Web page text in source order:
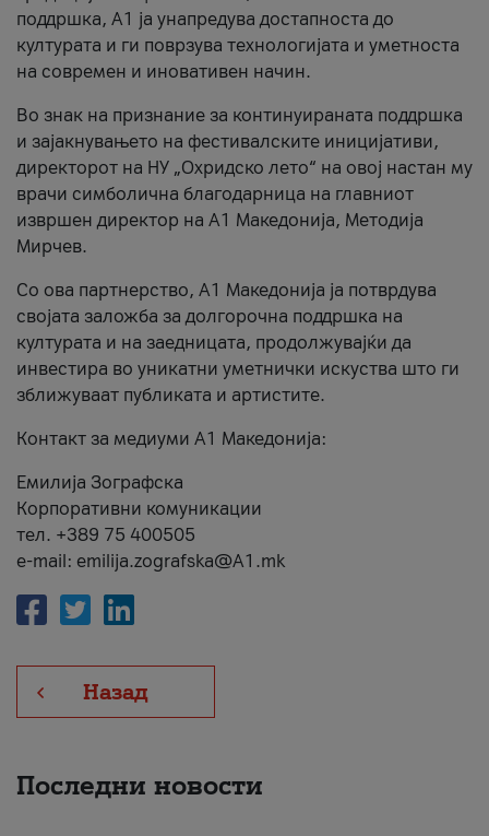
поддршка, A1 ја унапредува достапноста до
културата и ги поврзува технологијата и уметноста
на современ и иновативен начин.
Во знак на признание за континуираната поддршка
и зајакнувањето на фестивалските иницијативи,
директорот на НУ „Охридско лето“ на овој настан му
врачи симболична благодарница на главниот
извршен директор на A1 Македонија, Методија
Мирчев.
Со ова партнерство, A1 Македонија ја потврдува
својата заложба за долгорочна поддршка на
културата и на заедницата, продолжувајќи да
инвестира во уникатни уметнички искуства што ги
зближуваат публиката и артистите.
Контакт за медиуми А1 Македонија:
Емилија Зографска
Корпоративни комуникации
тел. +389 75 400505
e-mail: emilija.zografska@A1.mk
Назад
Последни новости